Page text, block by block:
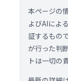
本ページの
よびAIによ
証するもの
が行った判
トは一切の